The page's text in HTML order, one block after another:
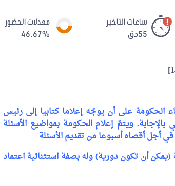
ساعات التاخير
55دق
معدلات الحضور
46.67%
على أن يوجّه إعلاما كتابيا إلى رئيس
ويتمّ إعلام الحكومة بمواضيع الأسئلة
أجل أقصاه أسبوعا من تقديم الأسئلة
أن تكون دورية) وله بصفة استثنائية اعتماد